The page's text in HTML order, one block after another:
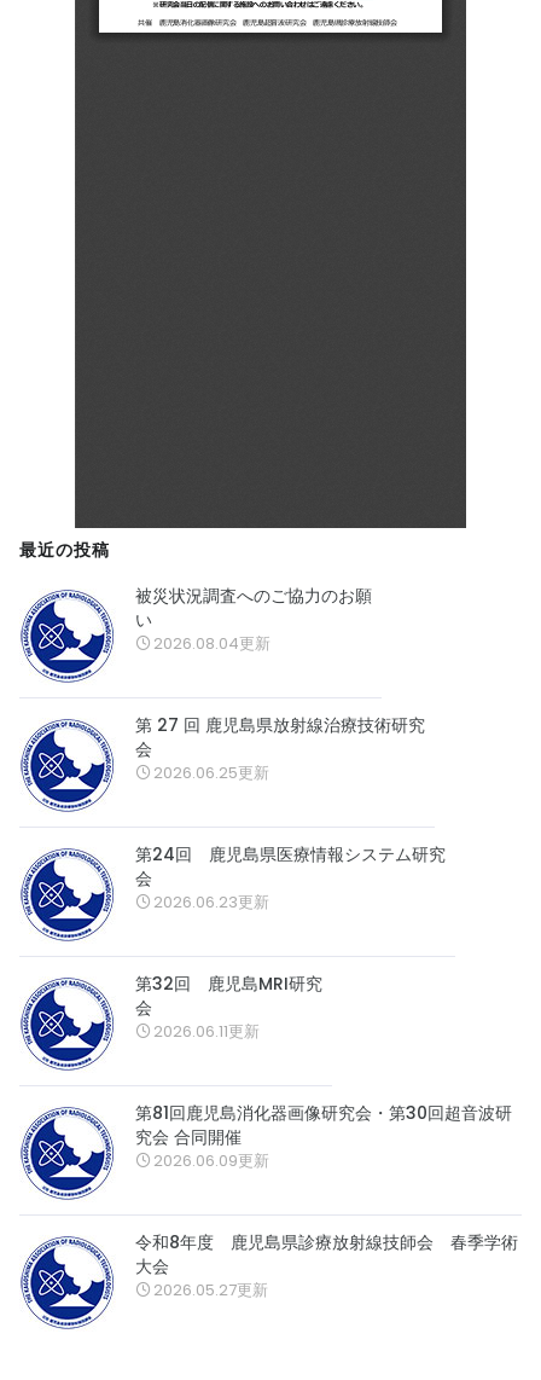
最近の投稿
被災状況調査へのご協力のお願
い
2026.08.04更新
第 27 回 鹿児島県放射線治療技術研究
会
2026.06.25更新
第24回 鹿児島県医療情報システム研究
会
2026.06.23更新
第32回 鹿児島MRI研究
会
2026.06.11更新
第81回鹿児島消化器画像研究会・第30回超音波研
究会 合同開催
2026.06.09更新
令和8年度 鹿児島県診療放射線技師会 春季学術
大会
2026.05.27更新